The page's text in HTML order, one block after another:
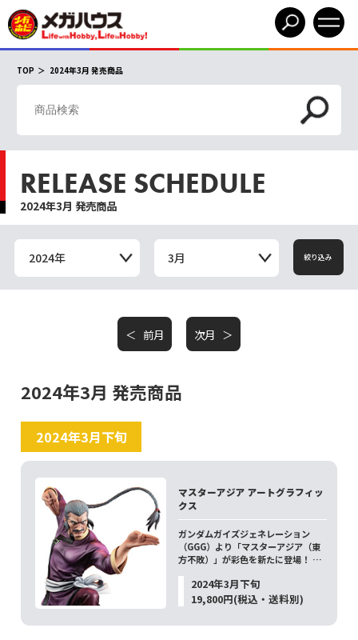
TOP 2024年3月 発売商品
RELEASE SCHEDULE
2024年3月 発売商品
2024年 3月 絞り込み
前月 次月
2024年3月 発売商品
2024年3月下旬
マスターアジア アートグラフィッ
クス
ガンダムガイズジェネレーション
（GGG）より「マスターアジア（東
方不敗）」が彩色を新たに登場！ …
2024年3月下旬
19,800円(税込・送料別)